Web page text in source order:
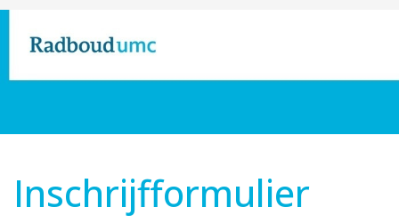
Inschrijfformulier